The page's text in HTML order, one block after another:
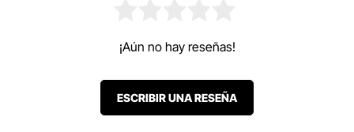
¡Aún no hay reseñas!
ESCRIBIR UNA RESEÑA